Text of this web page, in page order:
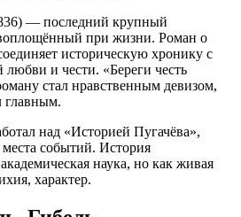
— последний крупный
при жизни. Роман о
историческую хронику с
любви и чести. «Береги честь
стал нравственным девизом,
главным.
над «Историей Пугачёва»,
событий. История
наука, но как живая
характер.